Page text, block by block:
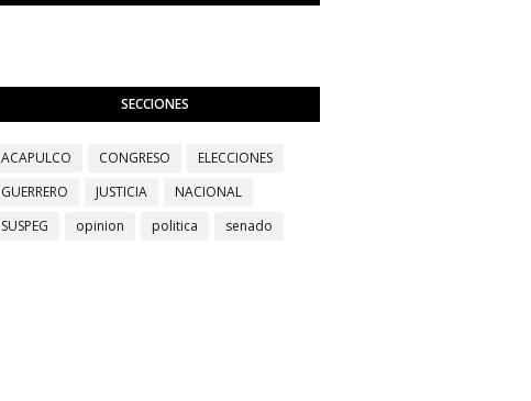
SECCIONES
ACAPULCO CONGRESO
ELECCIONES
GUERRERO
JUSTICIA
NACIONAL
SUSPEG
opinion politica senado